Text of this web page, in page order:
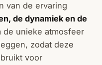
van de ervaring
de dynamiek en de
de unieke atmosfeer
zodat deze
voor